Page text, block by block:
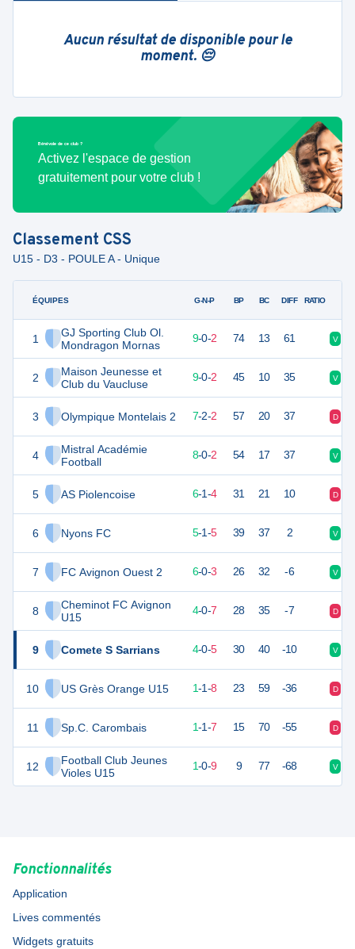
Aucun résultat de disponible pour le
moment. 😔
Bénévole de ce club ?
Activez l'espace de gestion
gratuitement pour votre club !
Classement CSS
U15 - D3 - POULE A - Unique
ÉQUIPES
1
GJ Sporting Club Ol.
Mondragon Mornas
2
Maison Jeunesse et
Club du Vaucluse
3 Olympique Montelais 2
4
Mistral Académie
Football
5 AS Piolencoise
6 Nyons FC
7 FC Avignon Ouest 2
8
Cheminot FC Avignon
U15
9 Comete S Sarrians
10 US Grès Orange U15
11 Sp.C. Carombais
12
Football Club Jeunes
Violes U15
G-N-P BP BC DIFF RATIO
27 9-0-2 74 13 61 V
27 9-0-2 45 10 35 V
23 11 7-2-2 57 20 37 D
23 8-0-2 54 17 37 V
6-1-4 31 21 10 D
5-1-5 39 37 2 V
16 6-0-3 26 32 -6 V
12 11 4-0-7 28 35 -7 D
10 4-0-5 30 40 -10 V
4 10 1-1-8 23 59 -36 D
3 1-1-7 15 70 -55 D
2 11 1-0-9 9 77 -68 V
Fonctionnalités
Application
Lives commentés
Widgets gratuits